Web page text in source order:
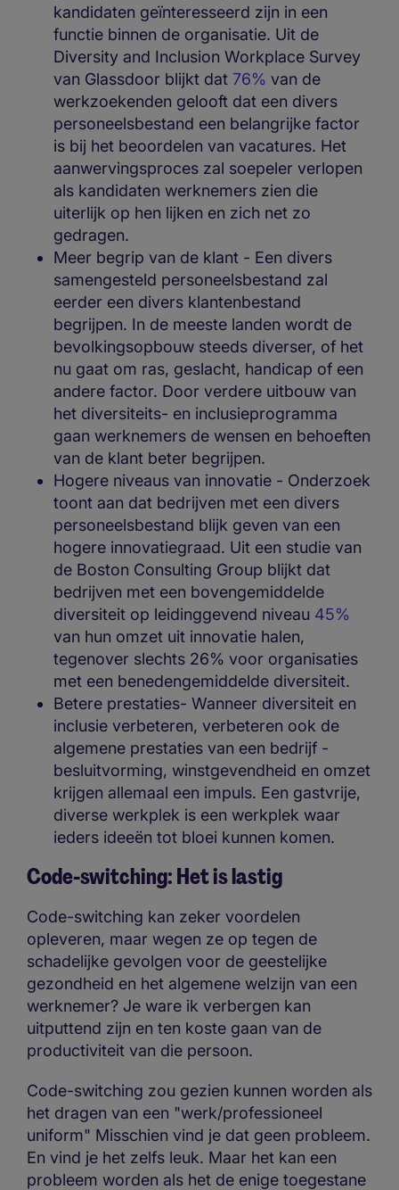
kandidaten geïnteresseerd zijn in een
functie binnen de organisatie. Uit de
Diversity and Inclusion Workplace Survey
van Glassdoor blijkt dat 76% van de
werkzoekenden gelooft dat een divers
personeelsbestand een belangrijke factor
is bij het beoordelen van vacatures. Het
aanwervingsproces zal soepeler verlopen
als kandidaten werknemers zien die
uiterlijk op hen lijken en zich net zo
gedragen.
Meer begrip van de klant - Een divers
samengesteld personeelsbestand zal
eerder een divers klantenbestand
begrijpen. In de meeste landen wordt de
bevolkingsopbouw steeds diverser, of het
nu gaat om ras, geslacht, handicap of een
andere factor. Door verdere uitbouw van
het diversiteits- en inclusieprogramma
gaan werknemers de wensen en behoeften
van de klant beter begrijpen.
Hogere niveaus van innovatie - Onderzoek
toont aan dat bedrijven met een divers
personeelsbestand blijk geven van een
hogere innovatiegraad. Uit een studie van
de Boston Consulting Group blijkt dat
bedrijven met een bovengemiddelde
diversiteit op leidinggevend niveau 45%
van hun omzet uit innovatie halen,
tegenover slechts 26% voor organisaties
met een benedengemiddelde diversiteit.
Betere prestaties- Wanneer diversiteit en
inclusie verbeteren, verbeteren ook de
algemene prestaties van een bedrijf -
besluitvorming, winstgevendheid en omzet
krijgen allemaal een impuls. Een gastvrije,
diverse werkplek is een werkplek waar
ieders ideeën tot bloei kunnen komen.
Code-switching: Het is lastig
Code-switching kan zeker voordelen
opleveren, maar wegen ze op tegen de
schadelijke gevolgen voor de geestelijke
gezondheid en het algemene welzijn van een
werknemer? Je ware ik verbergen kan
uitputtend zijn en ten koste gaan van de
productiviteit van die persoon.
Code-switching zou gezien kunnen worden als
het dragen van een "werk/professioneel
uniform" Misschien vind je dat geen probleem.
En vind je het zelfs leuk. Maar het kan een
probleem worden als het de enige toegestane